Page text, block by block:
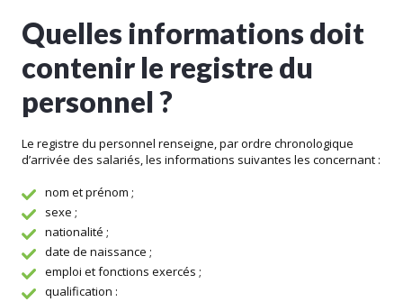
Quelles informations doit
contenir le registre du
personnel ?
Le registre du personnel renseigne, par ordre chronologique
d’arrivée des salariés, les informations suivantes les concernant :
nom et prénom ;
sexe ;
nationalité ;
date de naissance ;
emploi et fonctions exercés ;
qualification :